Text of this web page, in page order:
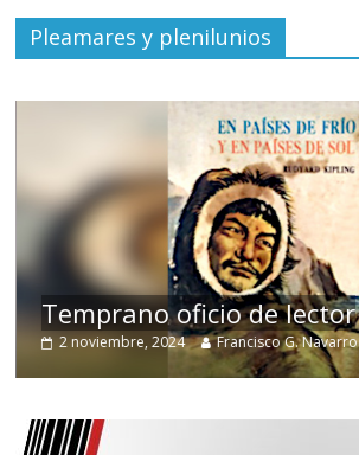
Pleamares y plenilunios
Temprano oficio de lector
2 noviembre, 2024 Francisco G. Navarro